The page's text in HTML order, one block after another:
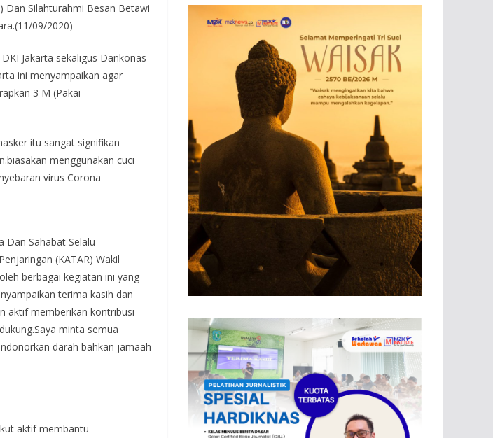
Dan Silahturahmi Besan Betawi
09/2020)
Jakarta sekaligus Dankonas
ini menyampaikan agar
3 M (Pakai
itu sangat signifikan
menggunakan cuci
virus Corona
Dan Sahabat Selalu
(KATAR) Wakil
berbagai kegiatan ini yang
terima kasih dan
aktif memberikan kontribusi
minta semua
darah bahkan jamaah
aktif membantu